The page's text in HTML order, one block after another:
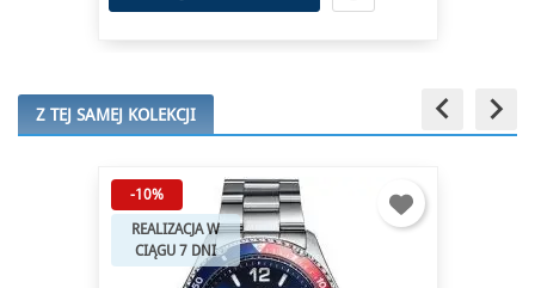
Z TEJ SAMEJ KOLEKCJI keyboard_arrow_left
-10%
REALIZACJA W
CIĄGU 7 DNI
keyboard_arrow_right